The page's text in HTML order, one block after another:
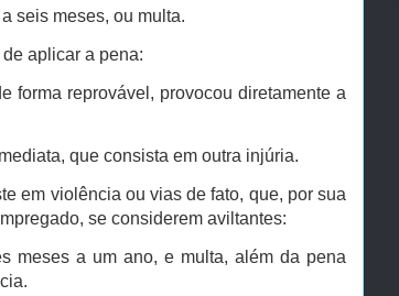
seis meses, ou multa.
aplicar a pena:
forma reprovável, provocou diretamente a
que consista em outra injúria.
em violência ou vias de fato, que, por sua
se considerem aviltantes:
meses a um ano, e multa, além da pena